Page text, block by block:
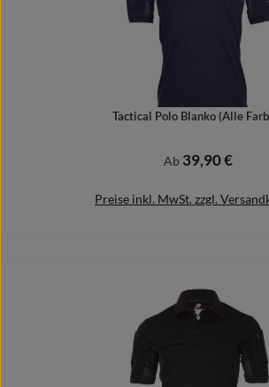
Tactical Polo Blanko (Alle
Regulärer Preis:
Ab 39,90 €
Preise inkl. MwSt. zzgl.
Details